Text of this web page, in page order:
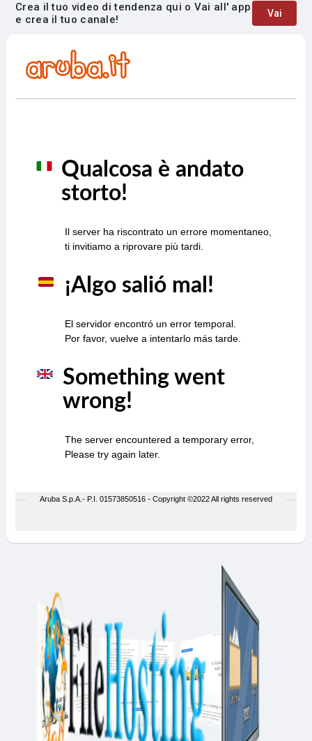
Crea il tuo video di tendenza qui o Vai all' app
e crea il tuo canale!
Vai